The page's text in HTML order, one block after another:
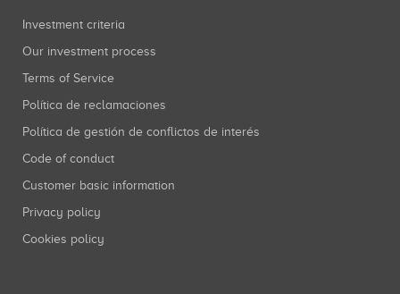
Investment criteria
Our investment process
Terms of Service
Política de reclamaciones
Política de gestión de conflictos de interés
Code of conduct
Customer basic information
Privacy policy
Cookies policy